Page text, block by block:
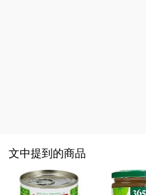
文中提到的商品